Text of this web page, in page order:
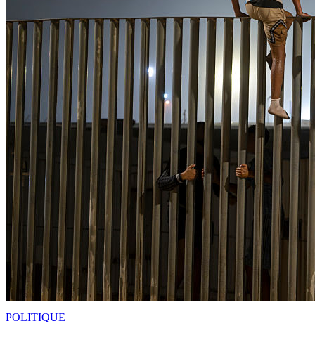
POLITIQUE